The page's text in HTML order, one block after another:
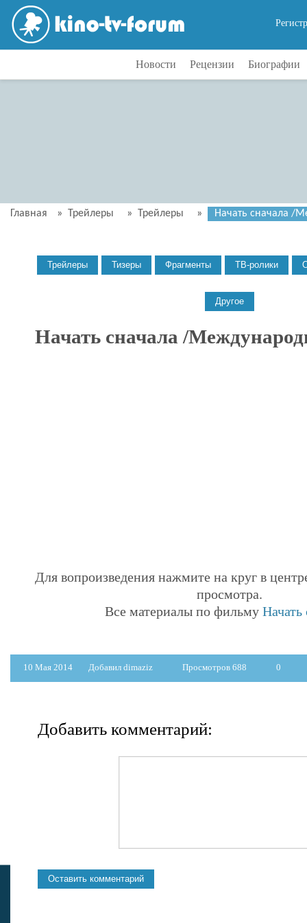
Новости Рецензии Биографии
Главная » Трейлеры » Трейлеры » Начать сначала /
Начать сначала /
Для вопроизведения нажмите на круг в
просмотра.
Все материалы по фильмуНачать
10 Мая 2014 Добавил dimaziz Просмотров 688 0
Добавить комментарий: